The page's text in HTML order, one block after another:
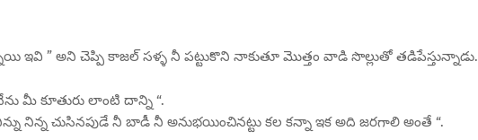
ఇవి ” అని చెప్పి కాజల్ సళ్ళ నీ పట్టుకొని నాకుతూ మొత్తం వాడి సొల్లుతో తడిపేస్తున్నాడు.
మీ కూతురు లాంటి దాన్ని “.
నిన్న చుసినపుడే నీ బాడీ నీ అనుభయించినట్టు కల కన్నా ఇక అది జరగాలి అంతే “.